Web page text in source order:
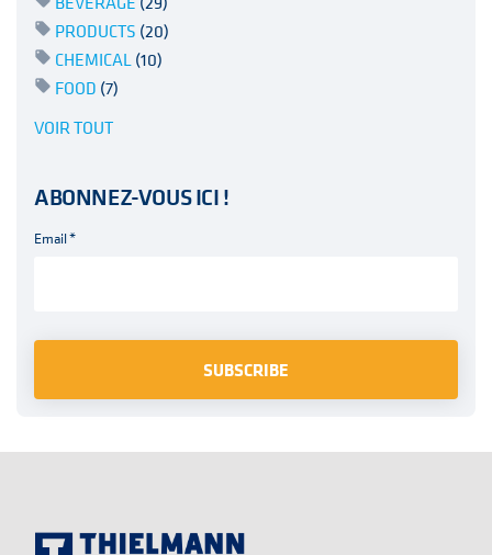
PRODUCTS (20)
CHEMICAL(10)
FOOD (7)
VOIR TOUT
ABONNEZ-VOUS ICI !
Email*